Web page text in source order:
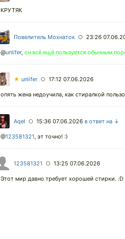
КРУТЯК
Повелитель Мохнаток ○ 23:26
@unlifer, он всё ещё пользуется обычным
★ unlifer ○ 17:12 07.06.2026
опять жена недоучила, как стиралкой
Aqel ○ 15:36 07.06.2026 в ответ на ↓
@123581321, эт точно! :)
123581321 ○ 13:25 07.06.2026
Этот мир давно требует хорошей стирки. :D